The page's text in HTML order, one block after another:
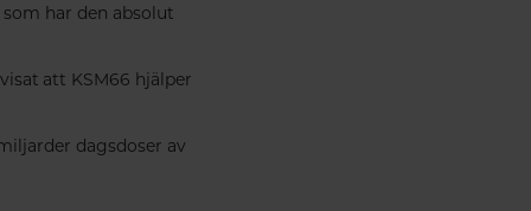
har den absolut
att KSM66 hjälper
dagsdoser av